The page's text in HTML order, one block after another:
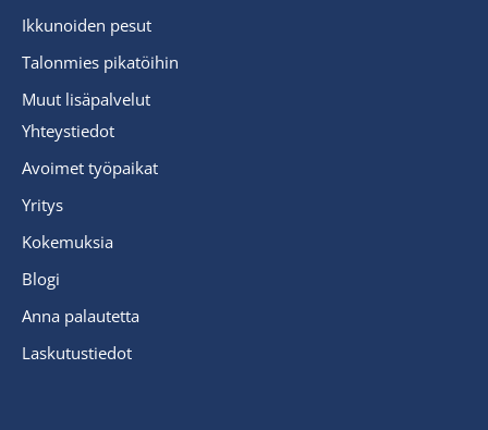
Ikkunoiden pesut
Talonmies pikatöihin
Muut lisäpalvelut
Yhteystiedot
Avoimet työpaikat
Yritys
Kokemuksia
Blogi
Anna palautetta
Laskutustiedot